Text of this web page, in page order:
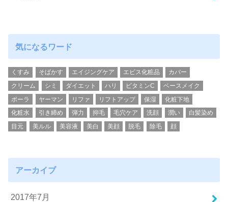
気になるワード
くすみ そばかす エイジングケア エビス化粧品
カバー
クリーム
シミ ダイエット ハリ ビタミンC
ベースメイク
ポーラ
ヤーマン リファ リフトアップ 保湿
化粧下地
化粧水
引き締め 弾力 抑毛 毛穴ケア 洗顔 潤い
白髪染め
目元
美ルル 美容液 美白 美顔 脱毛 除毛 顔
アーカイブ
2017年7月